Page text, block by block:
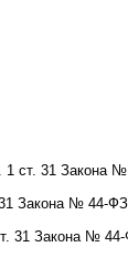
1 ст. 31 Закона
31 Закона № 44-ФЗ
31 Закона №